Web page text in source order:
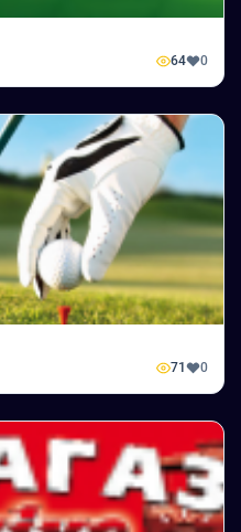
64 0
71 0